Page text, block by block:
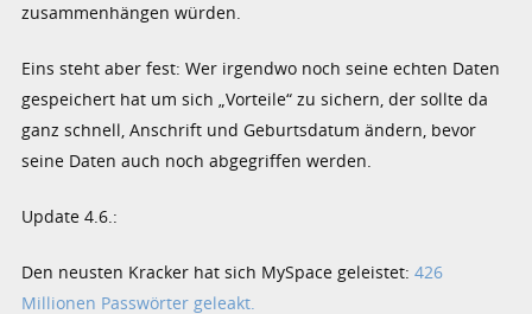
zusammenhängen würden.
Eins steht aber fest: Wer irgendwo noch seine echten Daten
gespeichert hat um sich „Vorteile“ zu sichern, der sollte da
ganz schnell, Anschrift und Geburtsdatum ändern, bevor
seine Daten auch noch abgegriffen werden.
Update 4.6.:
Den neusten Kracker hat sich MySpace geleistet:426
Millionen Passwörter geleakt.